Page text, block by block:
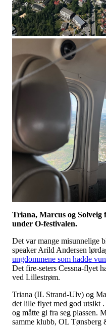
Triana, Marcus og Solveig
under O-festivalen.
Det var mange misunnelige
speaker Arild Andersen
ungdommene som hadde
Det fire-seters Cessna-flyet
ved Lillestrøm.
Triana (IL Strand-Ulv) og
det lille flyet med god utsikt
og måtte gi fra seg plassen.
samme klubb, OL Tønsberg